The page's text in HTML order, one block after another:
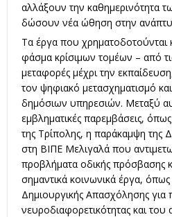
αλλάξουν την καθημερινότητα
δώσουν νέα ώθηση στην
Τα έργα που
φάσμα κρίσιμων τομέων – από
μεταφορές μέχρι την
τον ψηφιακό μετασχηματισμό
δημόσιων υπηρεσιών. Μεταξύ
εμβληματικές παρεμβάσεις,
της Τρίπολης, η παράκαμψη της
στη ΒΙΠΕ Μελιγαλά που
προβλήματα οδικής πρόσβασης
σημαντικά κοινωνικά έργα,
Δημιουργικής Απασχόλησης για
νευροδιαφορετικότητας και του